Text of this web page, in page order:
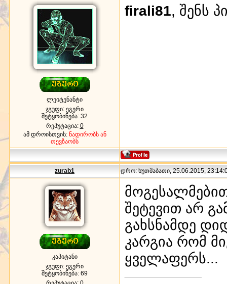
ლეიტენანტი
ჯგუფი: ეგერი
შეტყობინება: 32
რეპუტაცია: 0
ამ დროისთვის: ნადირობს ან
თევზაობს
firali81, შენს
zurab1 დრო: ხუთშაბათი, 25.06.2015,
კაპიტანი
ჯგუფი: ეგერი
შეტყობინება: 69
შეტევით არ
გახსნამდე
კარგია რომ
ყველაფერს...